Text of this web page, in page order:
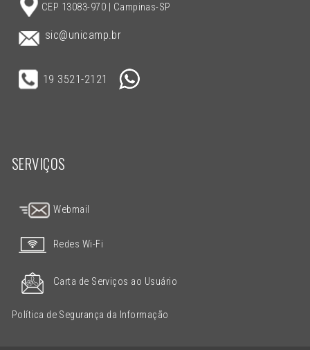
CEP 13083-970 | Campinas-SP
sic@unicamp.br
19 3521-2121
SERVIÇOS
Webmail
Redes Wi-Fi
Carta de Serviços ao Usuário
Política de Segurança da Informação